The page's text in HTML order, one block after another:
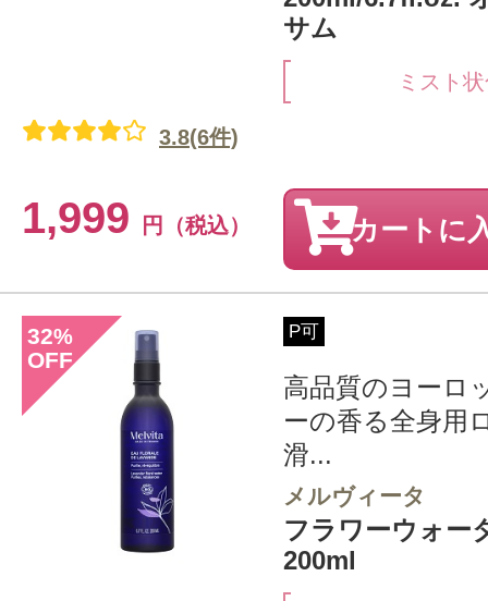
サム
ミスト
1,999 円（税込）
3.8(6件)
カートに
32%
OFF
P可
高品質のヨーロ
ーの香る全身用
滑...
メルヴィータ
フラワーウォー
200ml